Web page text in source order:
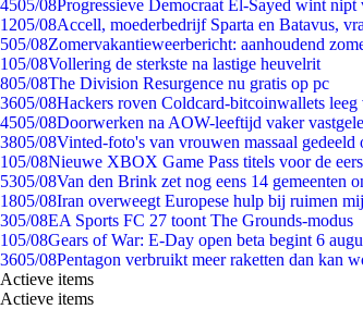
4505/08Progressieve Democraat El-Sayed wint
1205/08Accell, moederbedrijf Sparta en Batavus,
505/08Zomervakantieweerbericht: aanhoudend
105/08Vollering de sterkste na lastige heuvelrit
805/08The Division Resurgence nu gratis op pc
3605/08Hackers roven Coldcard-bitcoinwallets
4505/08Doorwerken na AOW-leeftijd vaker
3805/08Vinted-foto's van vrouwen massaal gedeeld
105/08Nieuwe XBOX Game Pass titels voor de
5305/08Van den Brink zet nog eens 14 gemeenten
1805/08Iran overweegt Europese hulp bij ruimen
305/08EA Sports FC 27 toont The Grounds-modus
105/08Gears of War: E-Day open beta begint 6
3605/08Pentagon verbruikt meer raketten dan kan
Actieve items
Actieve items